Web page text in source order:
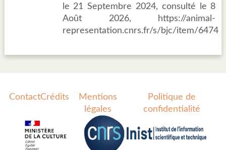
le 21 Septembre 2024, consulté le 8
Août 2026, https://animal-
representation.cnrs.fr/s/bjc/item/6474
ContactCrédits
Mentions
légales
Politique de
confidentialité